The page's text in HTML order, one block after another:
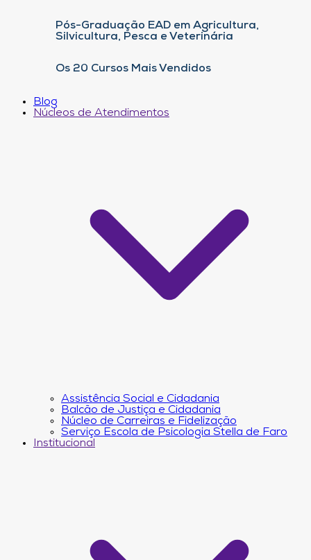
Pós-Graduação EAD em Agricultura,
Silvicultura, Pesca e Veterinária
Os 20 Cursos Mais Vendidos
Blog
Núcleos de Atendimentos
Assistência Social e Cidadania
Balcão de Justiça e Cidadania
Núcleo de Carreiras e Fidelização
Serviço Escola de Psicologia Stella de Faro
Institucional